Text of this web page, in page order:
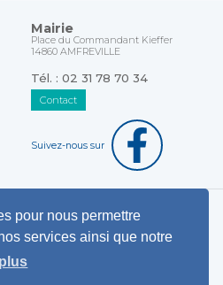
pour nous permettre
services ainsi que notre
Mairie
Place du Commandant Kieffer
14860 AMFREVILLE
Tél. : 02 31 78 70 34
Contact
Suivez-nous sur
au public
des élus
administratives